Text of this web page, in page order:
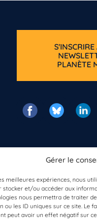
Gérer le
meilleures expériences, nous
stocker et/ou accéder aux
nous permettra de traiter
ou les ID uniques sur ce site. Le
peut avoir un effet négatif sur
S'INSCRIRE
PLANÈTE